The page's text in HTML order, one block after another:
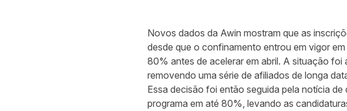
Novos dados da Awin mostram que as
desde que o confinamento entrou em vigor
80% antes de acelerar em abril. A situação
removendo uma série de afiliados de longa
Essa decisão foi então seguida pela notícia
programa em até 80%, levando as